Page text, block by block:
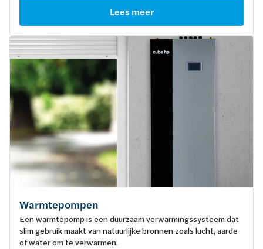
Lees meer
Warmtepompen
Een warmtepomp is een duurzaam verwarmingssysteem dat
slim gebruik maakt van natuurlijke bronnen zoals lucht, aarde
of water om te verwarmen.